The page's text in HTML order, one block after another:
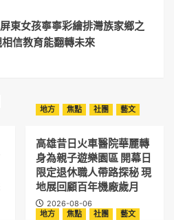
東女孩寧寧彩繪排灣族家鄉之
信教育能翻轉未來
地方 焦點 社團 藝文
高雄昔日火車醫院華麗轉
身為親子遊樂園區 開幕日
限定退休職人帶路探秘 現
地展回顧百年機廠歲月
2026-08-06
地方 焦點 社團 藝文